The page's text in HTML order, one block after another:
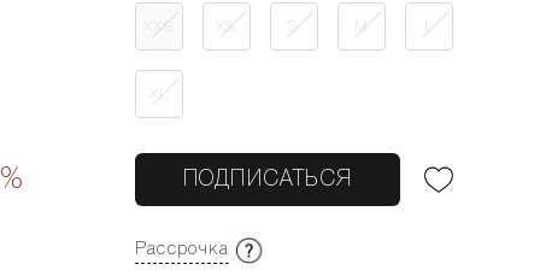
XXS XS S M L
XL
ПОДПИСАТЬСЯ
Рассрочка